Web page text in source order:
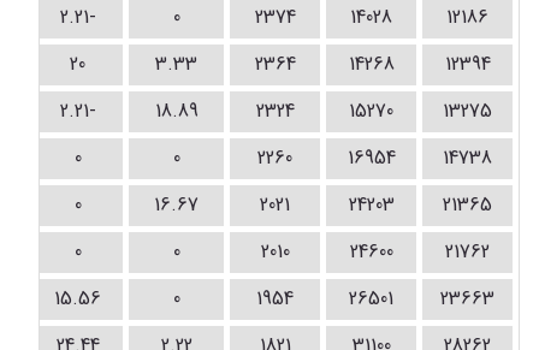
12186
14028
2374
0
-2.21
12394
14268
2364
3.33
20
13275
15270
2324
18.89
-2.21
14738
16954
2260
0
0
21365
24203
2021
16.67
0
21762
24600
2010
0
0
23663
26501
1954
0
15.56